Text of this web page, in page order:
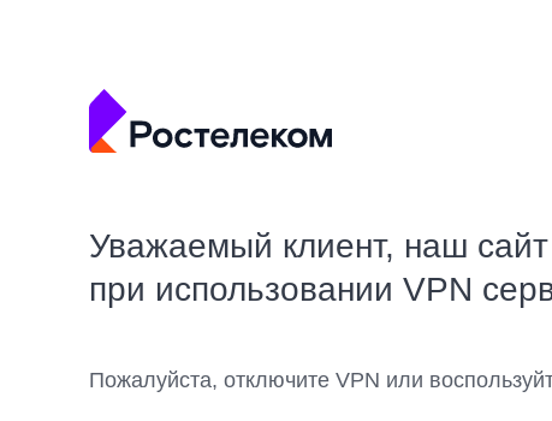
Уважаемый клиент, наш сайт
при использовании VPN
Пожалуйста, отключите VPN или